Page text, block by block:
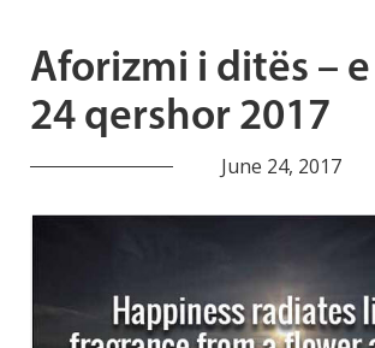
Aforizmi i ditës –
24 qershor 2017
June 24, 2017